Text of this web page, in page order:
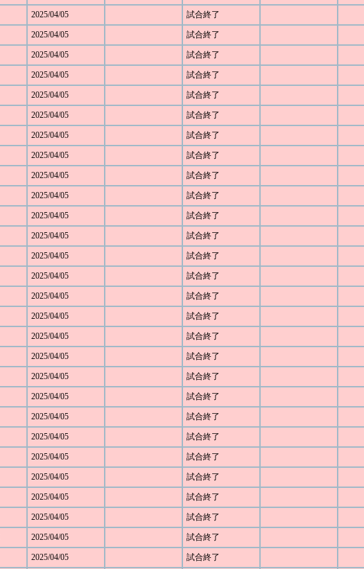
2025/04/05 試合終了
2025/04/05 試合終了
2025/04/05 試合終了
2025/04/05 試合終了
2025/04/05 試合終了
2025/04/05 試合終了
2025/04/05 試合終了
2025/04/05 試合終了
2025/04/05 試合終了
2025/04/05 試合終了
2025/04/05 試合終了
2025/04/05 試合終了
2025/04/05 試合終了
2025/04/05 試合終了
2025/04/05 試合終了
2025/04/05 試合終了
2025/04/05 試合終了
2025/04/05 試合終了
2025/04/05 試合終了
2025/04/05 試合終了
2025/04/05 試合終了
2025/04/05 試合終了
2025/04/05 試合終了
2025/04/05 試合終了
2025/04/05 試合終了
2025/04/05 試合終了
2025/04/05 試合終了
2025/04/05 試合終了